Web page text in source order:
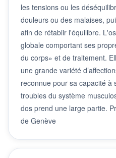
les tensions ou les
douleurs ou des malaises,
afin de rétablir l'équilibre.
globale comportant ses
du corps» et de traitement.
une grande variété
reconnue pour sa capacité à
troubles du système
dos prend une large partie.
de Genève